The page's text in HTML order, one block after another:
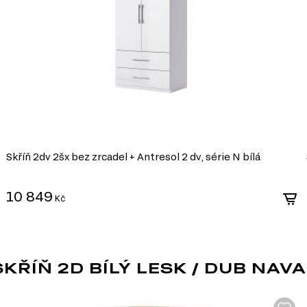
Pevnost a stabilita. MDF má vysokou hustotu,
základ pro lakování, laminaci nebo nanášení
Snadné zpracování. Materiál se dobře hodí
umožňuje realizaci originálních designových
Ekologičnost. Kvalitní desky MDF jsou
Skříň 2dv 2šx bez zrcadel + Antresol 2 dv, série N bílá
10 849 Kč
2D BÍLÝ LESK / DUB